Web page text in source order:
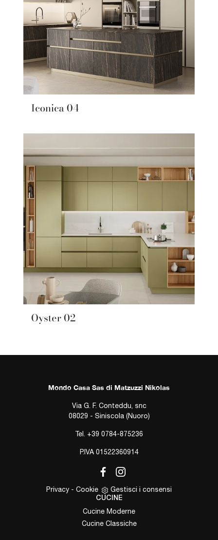
Iconica 04
Oyster 02
Mondo Casa Sas di Matzuzzi Nikolas
Via G. F. Conteddu, snc
08029 - Siniscola (Nuoro)
Tel. +39 0784-875236
P.IVA 01522360914
Privacy - Cookie Gestisci i consensi
CUCINE
Cucine Moderne
Cucine Classiche